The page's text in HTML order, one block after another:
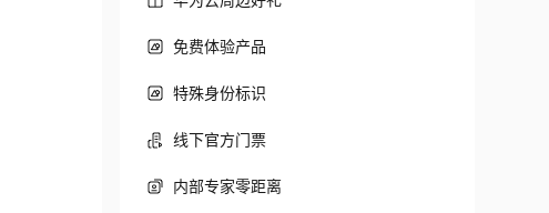
免费体验产品
特殊身份标识
线下官方门票
内部专家零距离